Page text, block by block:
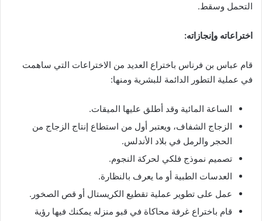
التحمل وسقط.
اختراعاته وإنجازاته:
قام عباس بن فرناس باختراع العديد من الاختراعات التي ساهمت
في عملية التطور الدائمة للبشرية ومنها:
الساعة المائية وقد أطلق عليها الميقات.
الزجاج الشفاف، ويعتبر أول من استطاع إنتاج الزجاج من
الحجر والرمل في بلاد الأندلس.
تصميم نموذج فلكي لحركة النجوم.
العدسات الطبية أو ما يعرف بالنظارة.
عمل على تطوير عملية تقطيع الكريستال أو قص الصخور.
قام باختراع غرفة محاكاة في قبو منزله يمكنك فيها رؤية